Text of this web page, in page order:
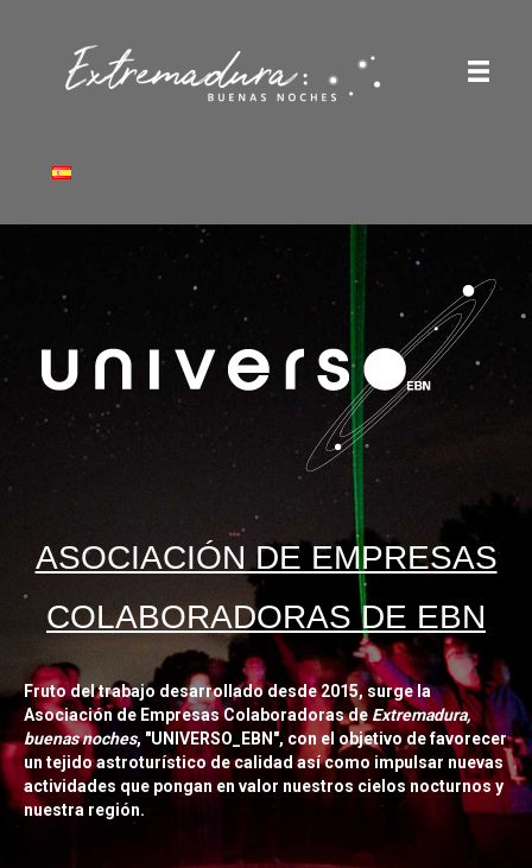
ASOCIACIÓN DE EMPRESAS
COLABORADORAS DE EBN
Fruto del trabajo desarrollado desde 2015, surge la
Asociación de Empresas Colaboradoras deExtremadura,
buenas noches, "UNIVERSO_EBN", con el objetivo de favorecer
un tejido astroturístico de calidad así como impulsar nuevas
actividades que pongan en valor nuestros cielos nocturnos y
nuestra región.